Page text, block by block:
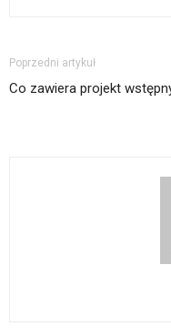
Poprzedni artykuł
Co zawiera projekt